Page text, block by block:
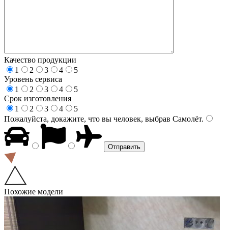
Качество продукции
1
2 3 4
5
Уровень сервиса
1
2 3 4
5
Срок изготовления
1
2 3 4
5
Пожалуйста, докажите, что вы человек, выбрав Самолёт.
Похожие модели